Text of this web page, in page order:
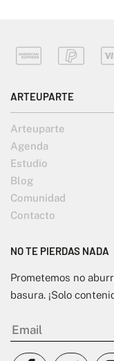
ARTEUPARTE
Arteuparte
Agenda
Estudio
Blog
Comunidad
Contacto
NO TE PIERDAS NADA
Prometemos no
basura. ¡Solo